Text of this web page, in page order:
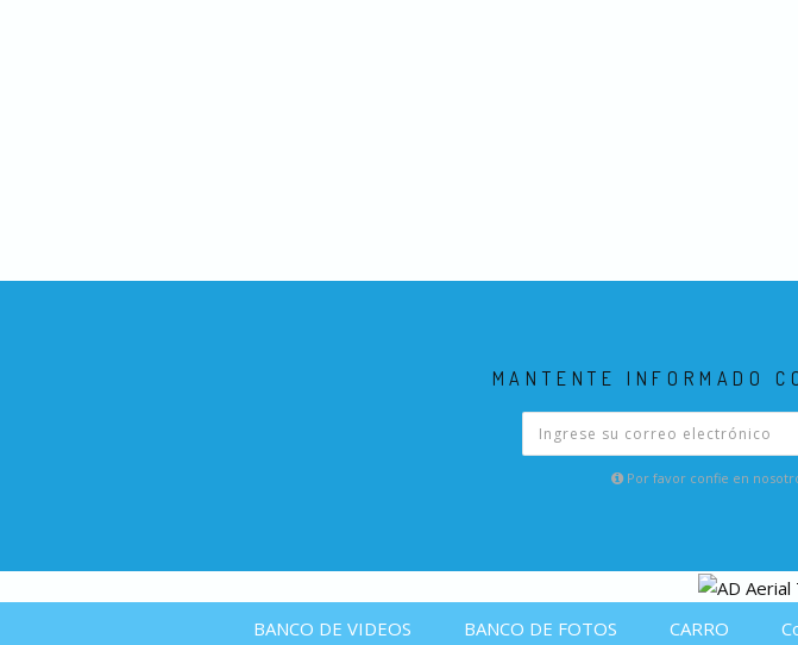
MANTENTE INFORMADO
Por favor confie en
BANCO DE VIDEOS BANCO DE FOTOS CARRO